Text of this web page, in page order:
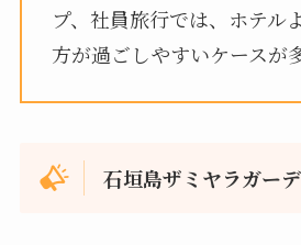
プ、社員旅行では、ホテル
方が過ごしやすいケースが
石垣島ザミヤラガー